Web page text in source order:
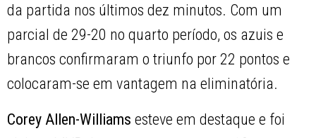
da partida nos últimos dez minutos. Com um
parcial de 29-20 no quarto período, os azuis e
brancos confirmaram o triunfo por 22 pontos e
colocaram-se em vantagem na eliminatória.
Corey Allen-Williams esteve em destaque e foi